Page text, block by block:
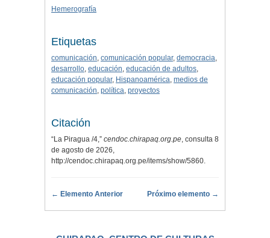
Hemerografía
Etiquetas
comunicación, comunicación popular, democracia,
desarrollo, educación, educación de adultos,
educación popular, Hispanoamérica, medios de
comunicación, política, proyectos
Citación
“La Piragua /4,” cendoc.chirapaq.org.pe, consulta 8
de agosto de 2026,
http://cendoc.chirapaq.org.pe/items/show/5860.
← Elemento Anterior Próximo elemento →